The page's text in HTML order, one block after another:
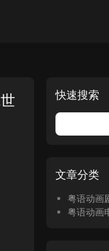
快速搜索
文章分类
粤语动画
粤语动画